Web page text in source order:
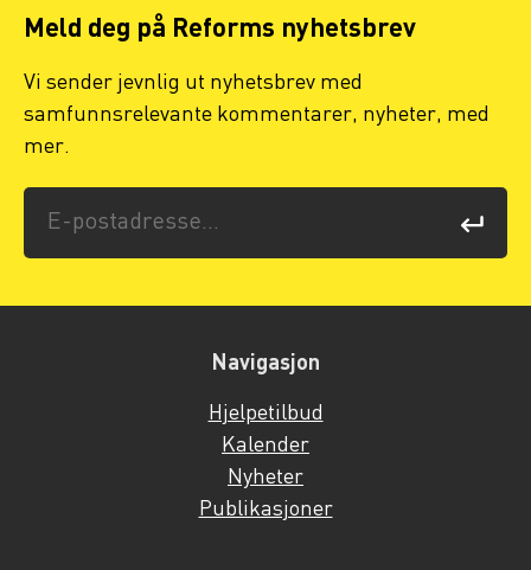
Meld deg på Reforms nyhetsbrev
Vi sender jevnlig ut nyhetsbrev med
samfunnsrelevante kommentarer, nyheter, med
mer.
Navigasjon
Hjelpetilbud
Kalender
Nyheter
Publikasjoner